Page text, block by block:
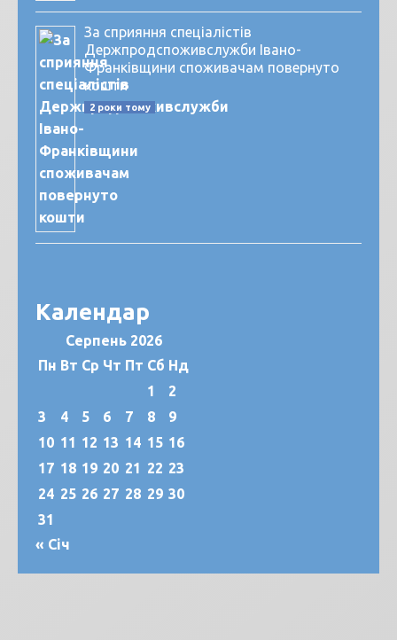
За сприяння спеціалістів
Держпродспоживслужби Івано-
Франківщини споживачам повернуто
кошти
2 роки тому
Календар
Серпень 2026
Пн Вт Ср Чт Пт Сб Нд
1
2
3
4 5 6 7 8
9
10 11 12 13 14 15 16
17 18 19 20 21 22 23
24 25 26 27 28 29 30
31
« Січ